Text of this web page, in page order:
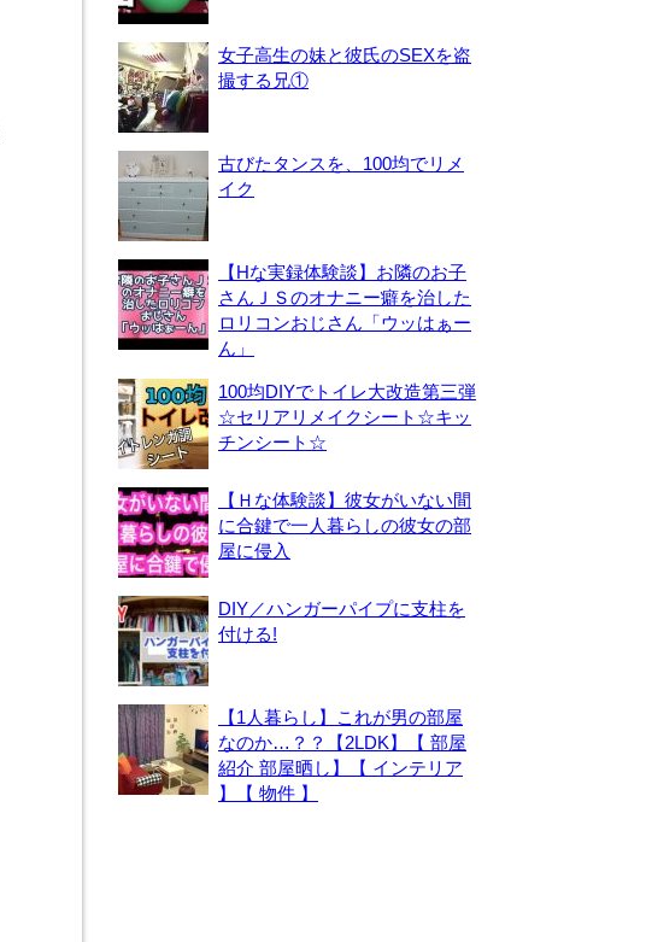
女子高生の妹と彼氏のSEXを盗
撮する兄①
古びたタンスを、100均でリメ
イク
【Hな実録体験談】お隣のお子
さんＪＳのオナニー癖を治した
ロリコンおじさん「ウッはぁー
ん」
100均DIYでトイレ大改造第三弾
☆セリアリメイクシート☆キッ
チンシート☆
【Ｈな体験談】彼女がいない間
に合鍵で一人暮らしの彼女の部
屋に侵入
DIY／ハンガーパイプに支柱を
付ける!
【1人暮らし】これが男の部屋
なのか…？？【2LDK】【 部屋
紹介 部屋晒し】【 インテリア
】【 物件 】